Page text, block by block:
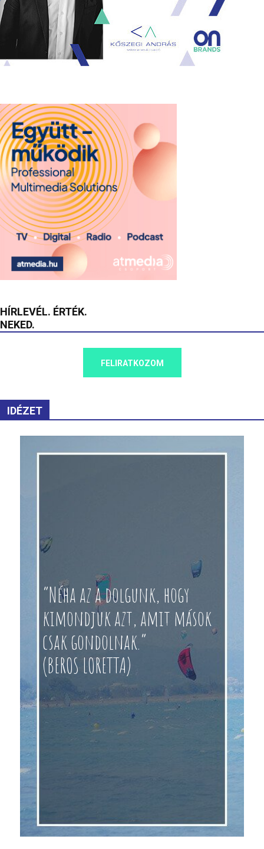
HÍRLEVÉL. ÉRTÉK.
NEKED.
FELIRATKOZOM
IDÉZET
“Néha az a dolgunk, hogy
kimondjuk azt, amit mások
csak gondolnak.”
(BEROS LORETTA)